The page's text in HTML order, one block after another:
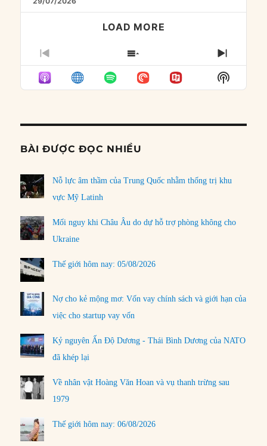
LOAD MORE
PREVIOUS
EPISODE
SHOW
EPISODES
LIST
NEXT
Show
Podcast
BÀI ĐƯỢC ĐỌC NHIỀU
Nỗ lực âm thầm của Trung Quốc nhằm thống trị khu
vực Mỹ Latinh
Mối nguy khi Châu Âu do dự hỗ trợ phòng không cho
Ukraine
Thế giới hôm nay: 05/08/2026
Nợ cho kẻ mộng mơ: Vốn vay chính sách và giới hạn của
việc cho startup vay vốn
Kỷ nguyên Ấn Độ Dương - Thái Bình Dương của NATO
đã khép lại
Về nhân vật Hoàng Văn Hoan và vụ thanh trừng sau
1979
Thế giới hôm nay: 06/08/2026